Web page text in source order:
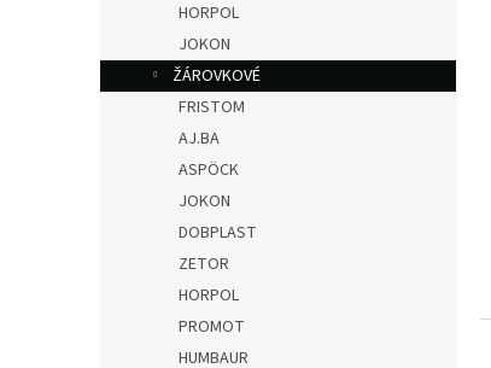
HORPOL
JOKON
ŽÁROVKOVÉ
FRISTOM
AJ.BA
ASPÖCK
JOKON
DOBPLAST
ZETOR
HORPOL
PROMOT
HUMBAUR